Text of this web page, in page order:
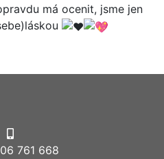
má ocenit, jsme jen
761 668